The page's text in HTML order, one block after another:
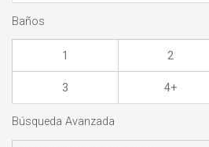
Baños
1 2
3 4+
Búsqueda Avanzada